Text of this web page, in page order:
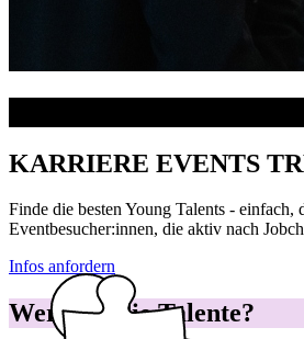
KARRIERE EVENTS
Finde die besten Young Talents -
Eventbesucher:innen, die aktiv nach
Das TalentBoard macht Active
Das TalentBoard setzt auf KI-
Infos anfordern
Wer sind die Talente?